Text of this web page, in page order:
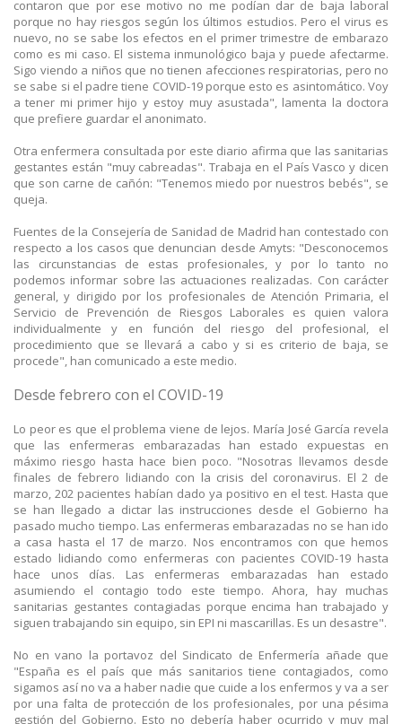
contaron que por ese motivo no me podían dar de baja laboral
porque no hay riesgos según los últimos estudios. Pero el virus es
nuevo, no se sabe los efectos en el primer trimestre de embarazo
como es mi caso. El sistema inmunológico baja y puede afectarme.
Sigo viendo a niños que no tienen afecciones respiratorias, pero no
se sabe si el padre tiene COVID-19 porque esto es asintomático. Voy
a tener mi primer hijo y estoy muy asustada", lamenta la doctora
que prefiere guardar el anonimato.
Otra enfermera consultada por este diario afirma que las sanitarias
gestantes están "muy cabreadas". Trabaja en el País Vasco y dicen
que son carne de cañón: "Tenemos miedo por nuestros bebés", se
queja.
Fuentes de la Consejería de Sanidad de Madrid han contestado con
respecto a los casos que denuncian desde Amyts: "Desconocemos
las circunstancias de estas profesionales, y por lo tanto no
podemos informar sobre las actuaciones realizadas. Con carácter
general, y dirigido por los profesionales de Atención Primaria, el
Servicio de Prevención de Riesgos Laborales es quien valora
individualmente y en función del riesgo del profesional, el
procedimiento que se llevará a cabo y si es criterio de baja, se
procede", han comunicado a este medio.
Desde febrero con el COVID-19
Lo peor es que el problema viene de lejos. María José García revela
que las enfermeras embarazadas han estado expuestas en
máximo riesgo hasta hace bien poco. "Nosotras llevamos desde
finales de febrero lidiando con la crisis del coronavirus. El 2 de
marzo, 202 pacientes habían dado ya positivo en el test. Hasta que
se han llegado a dictar las instrucciones desde el Gobierno ha
pasado mucho tiempo. Las enfermeras embarazadas no se han ido
a casa hasta el 17 de marzo. Nos encontramos con que hemos
estado lidiando como enfermeras con pacientes COVID-19 hasta
hace unos días. Las enfermeras embarazadas han estado
asumiendo el contagio todo este tiempo. Ahora, hay muchas
sanitarias gestantes contagiadas porque encima han trabajado y
siguen trabajando sin equipo, sin EPI ni mascarillas. Es un desastre".
No en vano la portavoz del Sindicato de Enfermería añade que
"España es el país que más sanitarios tiene contagiados, como
sigamos así no va a haber nadie que cuide a los enfermos y va a ser
por una falta de protección de los profesionales, por una pésima
gestión del Gobierno. Esto no debería haber ocurrido y muy mal